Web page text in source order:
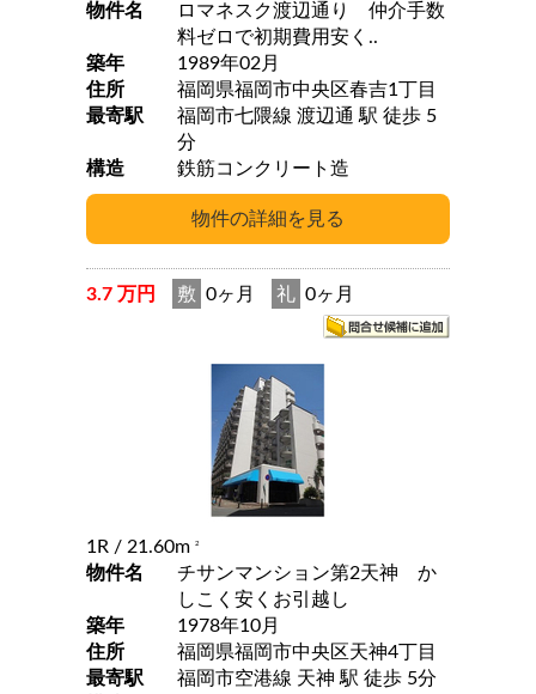
物件名
ロマネスク渡辺通り 仲介手数
料ゼロで初期費用安く..
築年
1989年02月
住所
福岡県福岡市中央区春吉1丁目
最寄駅
福岡市七隈線 渡辺通 駅 徒歩 5
分
構造
鉄筋コンクリート造
3.7 万円 敷 0ヶ月 礼 0ヶ月
1R / 21.60m 2
物件名
チサンマンション第2天神 か
しこく安くお引越し
築年
1978年10月
住所
福岡県福岡市中央区天神4丁目
最寄駅
福岡市空港線 天神 駅 徒歩 5分